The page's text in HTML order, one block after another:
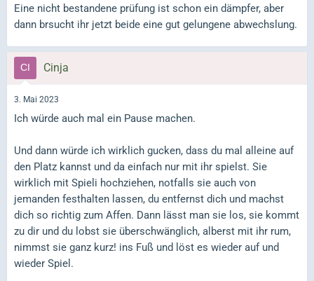
Eine nicht bestandene prüfung ist schon ein dämpfer, aber
dann brsucht ihr jetzt beide eine gut gelungene abwechslung.
Cinja
3. Mai 2023
Ich würde auch mal ein Pause machen.
Und dann würde ich wirklich gucken, dass du mal alleine auf
den Platz kannst und da einfach nur mit ihr spielst. Sie
wirklich mit Spieli hochziehen, notfalls sie auch von
jemanden festhalten lassen, du entfernst dich und machst
dich so richtig zum Affen. Dann lässt man sie los, sie kommt
zu dir und du lobst sie überschwänglich, alberst mit ihr rum,
nimmst sie ganz kurz! ins Fuß und löst es wieder auf und
wieder Spiel.